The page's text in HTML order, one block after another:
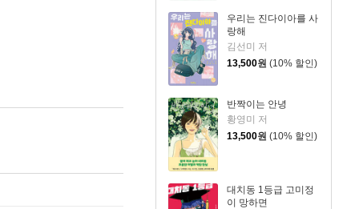
우리는 진다이아를 사
랑해
김선미 저
13,500원 (10% 할인)
반짝이는 안녕
황영미 저
13,500원 (10% 할인)
대치동 1등급 고미정
이 망하면